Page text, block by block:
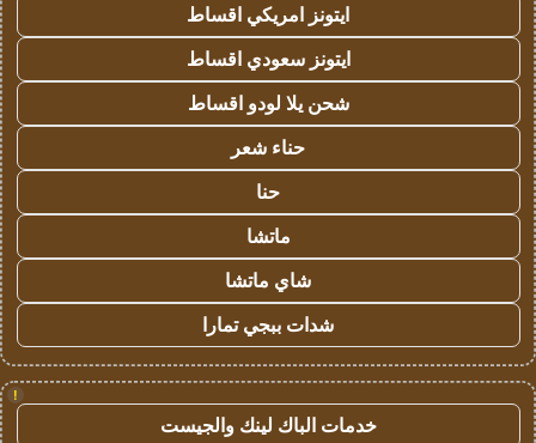
ايتونز امريكي اقساط
ايتونز سعودي اقساط
شحن يلا لودو اقساط
حناء شعر
حنا
ماتشا
شاي ماتشا
شدات ببجي تمارا
!
خدمات الباك لينك والجيست